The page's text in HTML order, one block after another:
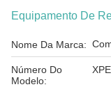
Equipamento De
Nome Da Marca:
Número Do
Modelo: